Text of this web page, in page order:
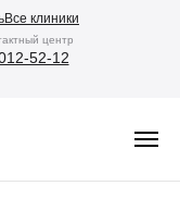
Все клиники
центр
52-12